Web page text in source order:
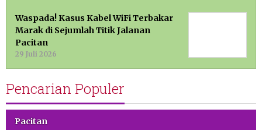
Waspada! Kasus Kabel WiFi Terbakar
Marak di Sejumlah Titik Jalanan
Pacitan
29 Juli 2026
Pencarian Populer
Pacitan